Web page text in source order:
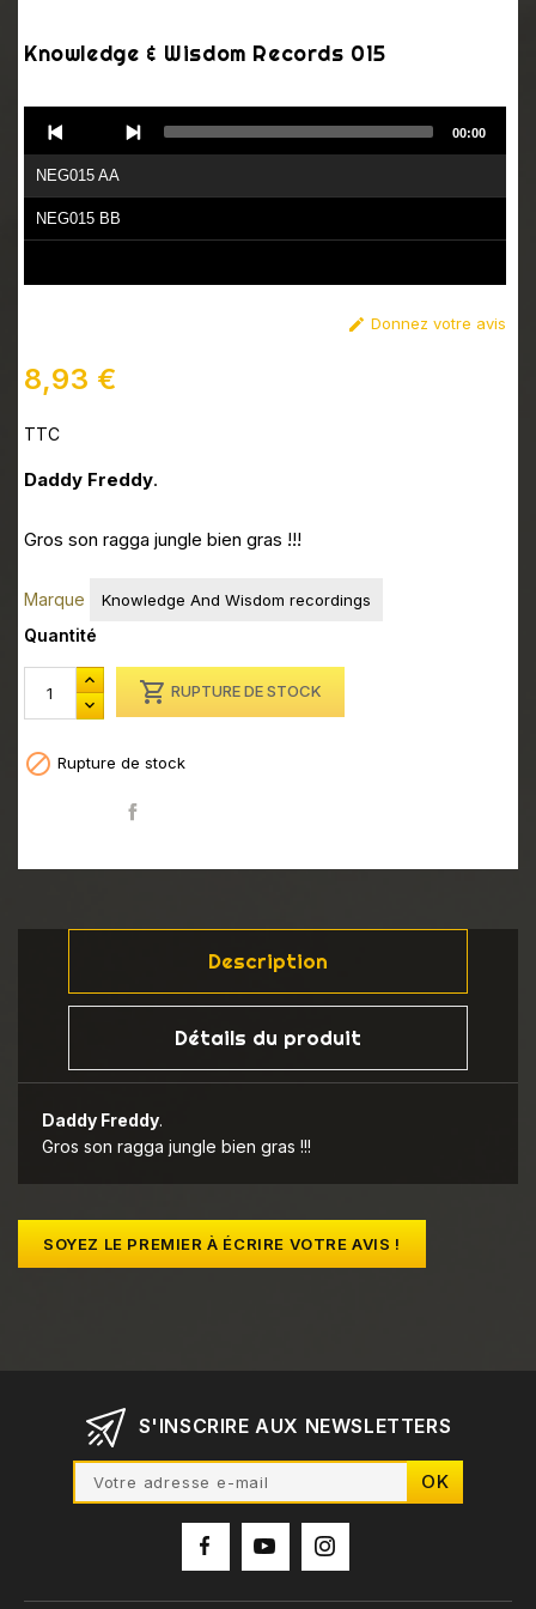
Knowledge & Wisdom Records 015
Player
NEG015 AA
NEG015 BB
00:00
 Donnez votre avis
8,93 €
TTC
Daddy Freddy.
Gros son ragga jungle bien gras !!!
Marque Knowledge And Wisdom recordings
Quantité
 RUPTURE DE STOCK
 Rupture de stock
Description
Détails du produit
Daddy Freddy.
Gros son ragga jungle bien gras !!!
SOYEZ LE PREMIER À ÉCRIRE VOTRE AVIS !
S'INSCRIRE AUX NEWSLETTERS